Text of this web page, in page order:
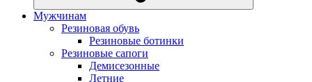
Мужчинам
Резиновая обувь
Резиновые ботинки
Резиновые сапоги
Демисезонные
Летние